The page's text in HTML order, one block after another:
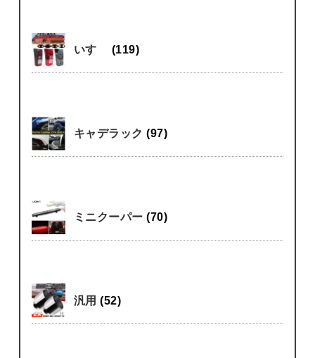
いすゞ (119)
キャデラック(97)
ミニクーパー(70)
汎用(52)